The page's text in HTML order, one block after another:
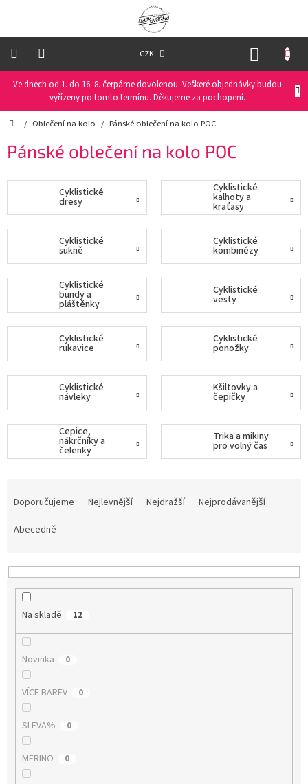
Ve dnech od 1. do 16. 8. čerpáme dovolenou. Veškeré objednávky budou
vyřízeny po tomto termínu. Děkujeme za pochopení.
CZK
Oblečení
na
běžky
Tretry
Doplňky
Novinky
věrné
Značky
Měna
(CZK)
Přihlášení
Domů
/ Oblečení na kolo / Pánské oblečení na kolo POC
Pánské oblečení na kolo POC
Cyklistické
dresy
Cyklistické
kalhoty a
kraťasy
Cyklistické
sukně
Cyklistické
kombinézy
Cyklistické
bundy a
pláštěnky
Cyklistické
vesty
Cyklistické
rukavice
Cyklistické
ponožky
Cyklistické
návleky
Kšiltovky a
čepičky
Čepice,
nákrčníky a
čelenky
Trika a mikiny
pro volný čas
p
Doporučujeme Nejlevnější Nejdražší
Nejprodávanější
Abecedně
Na skladě 12
Novinka 0
VÍCE BAREV 0
SLEVA% 0
MERINO 0